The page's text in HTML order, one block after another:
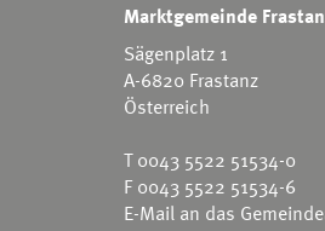
Marktgemeinde
Sägenplatz 1
A-6820 Frastanz
Österreich
T0043 5522 51534-0
F 0043 5522 51534-6
E-Mail an das